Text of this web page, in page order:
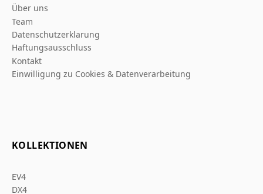
Über uns
Team
Datenschutzerklarung
Haftungsausschluss
Kontakt
Einwilligung zu Cookies & Datenverarbeitung
KOLLEKTIONEN
EV4
DX4